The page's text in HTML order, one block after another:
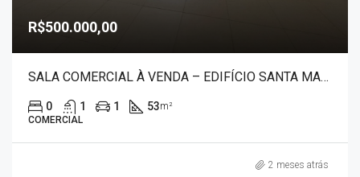
R$500.000,00
SALA COMERCIAL À VENDA – EDIFÍCIO SANTA MARIA 30040
0 1 1 53m²
COMERCIAL
2 meses atrás